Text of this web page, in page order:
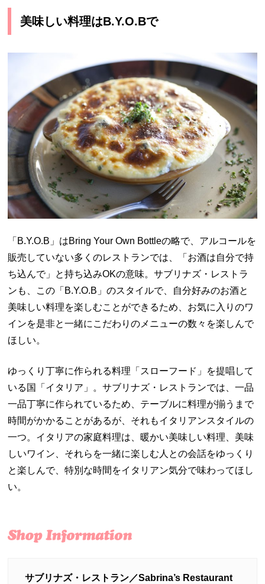
美味しい料理はB.Y.O.Bで
「 B.Y.O.B 」はBring Your Own Bottleの略で、アルコールを
販売していない多くのレストランでは、「お酒は自分で持
ち込んで」と持ち込みOKの意味。サブリナズ・レストラ
ンも、この「 B.Y.O.B 」のスタイルで、自分好みのお酒と
美味しい料理を楽しむことができるため、お気に入りのワ
インを是非と一緒にこだわりのメニューの数々を楽しんで
ほしい。
ゆっくり丁寧に作られる料理「スローフード」を提唱して
いる国「イタリア」。サブリナズ・レストランでは、一品
一品丁寧に作られているため、テーブルに料理が揃うまで
時間がかかることがあるが、それもイタリアンスタイルの
一つ。イタリアの家庭料理は、暖かい美味しい料理、美味
しいワイン、それらを一緒に楽しむ人との会話をゆっくり
と楽しんで、特別な時間をイタリアン気分で味わってほし
い。
サブリナズ・レストラン／Sabrina’s Restaurant